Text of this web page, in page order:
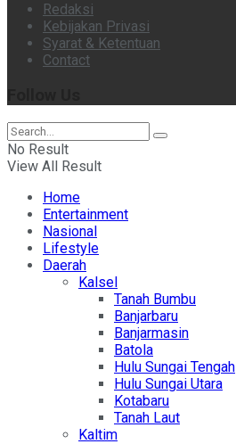
Redaksi
Kebijakan Privasi
Syarat & Ketentuan
Contact
No Result
View All Result
Home
Entertainment
Nasional
Lifestyle
Daerah
Kalsel
Tanah Bumbu
Banjarbaru
Banjarmasin
Batola
Hulu Sungai Tengah
Hulu Sungai Utara
Kotabaru
Tanah Laut
Kaltim